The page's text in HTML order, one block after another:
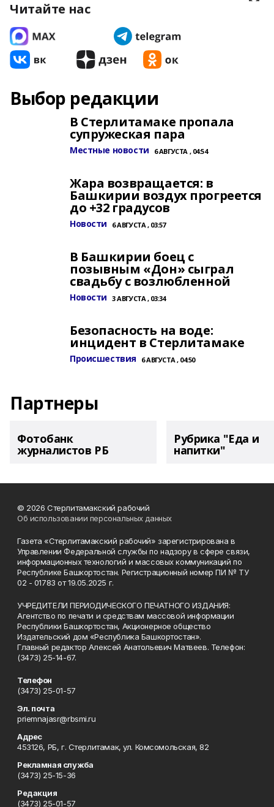
Читайте нас
Выбор редакции
В Стерлитамаке пропала
супружеская пара
Местные новости 6 АВГУСТА , 04:54
Жара возвращается: в
Башкирии воздух прогреется
до +32 градусов
Новости 6 АВГУСТА , 03:57
В Башкирии боец с
позывным «Дон» сыграл
свадьбу с возлюбленной
Новости 3 АВГУСТА , 03:34
Безопасность на воде:
инцидент в Стерлитамаке
Происшествия 6 АВГУСТА , 04:50
Партнеры
Фотобанк
журналистов РБ
Рубрика "Еда и
напитки"
© 2026 Стерлитамакский рабочий
Об использовании персональных данных
Газета «Стерлитамакский рабочий» зарегистрирована в
Управлении Федеральной службы по надзору в сфере связи,
информационных технологий и массовых коммуникаций по
Республике Башкортостан. Регистрационный номер ПИ № ТУ
02 - 01783 от 19.05.2025 г.
УЧРЕДИТЕЛИ ПЕРИОДИЧЕСКОГО ПЕЧАТНОГО ИЗДАНИЯ:
Агентство по печати и средствам массовой информации
Республики Башкортостан, Акционерное общество
Издательский дом «Республика Башкортостан».
Главный редактор Алексей Анатольевич Матвеев. Телефон:
(3473) 25-14-67.
Телефон
(3473) 25-01-57
Эл. почта
priemnajasr@rbsmi.ru
Адрес
453126, РБ, г. Стерлитамак, ул. Комсомольская, 82
Рекламная служба
(3473) 25-15-36
Редакция
(3473) 25-01-57